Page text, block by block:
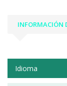
INFORMACIÓN
Idioma